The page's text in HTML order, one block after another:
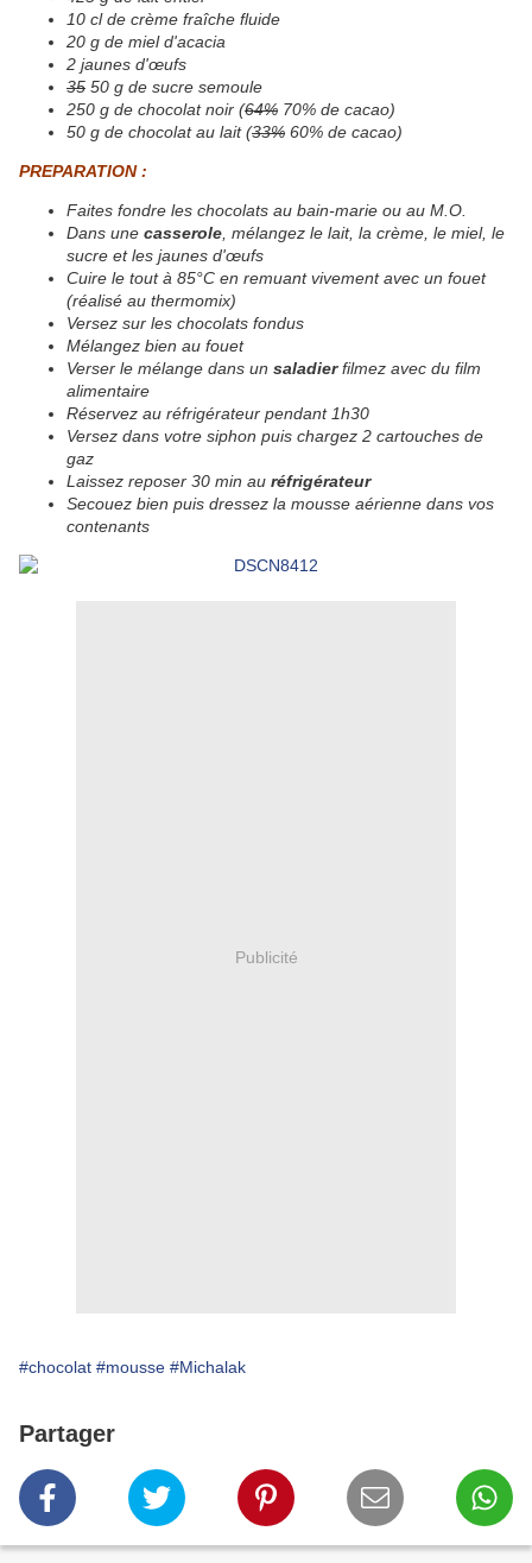
10 cl de crème fraîche fluide
20 g de miel d'acacia
2 jaunes d'œufs
35 50 g de sucre semoule
250 g de chocolat noir (64% 70% de cacao)
50 g de chocolat au lait (33% 60% de cacao)
PREPARATION :
Faites fondre les chocolats au bain-marie ou au M.O.
Dans une casserole , mélangez le lait, la crème, le miel, le
sucre et les jaunes d'œufs
Cuire le tout à 85°C en remuant vivement avec un fouet
(réalisé au thermomix)
Versez sur les chocolats fondus
Mélangez bien au fouet
Verser le mélange dans un saladierfilmez avec du film
alimentaire
Réservez au réfrigérateur pendant 1h30
Versez dans votre siphon puis chargez 2 cartouches de
gaz
Laissez reposer 30 min au réfrigérateur
Secouez bien puis dressez la mousse aérienne dans vos
contenants
Publicité
#chocolat #mousse #Michalak
Partager